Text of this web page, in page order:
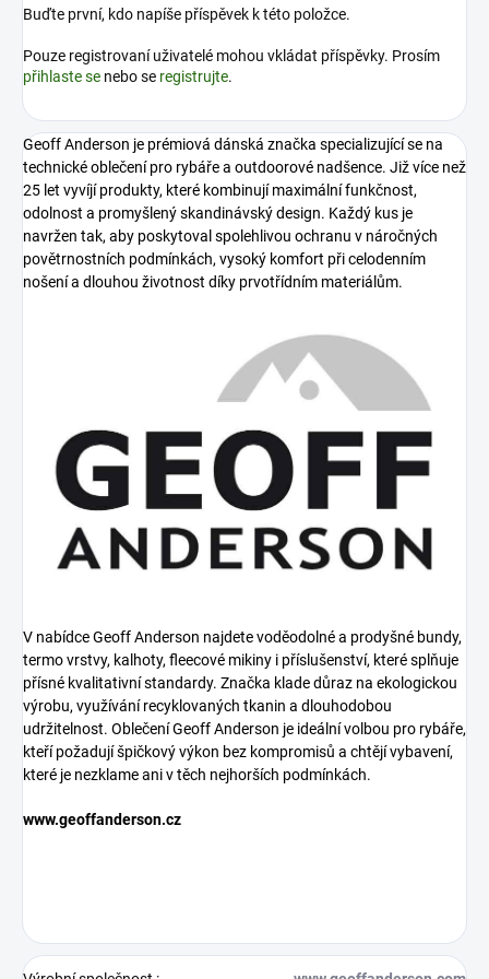
Buďte první, kdo napíše příspěvek k této položce.
Pouze registrovaní uživatelé mohou vkládat příspěvky. Prosím
přihlaste se nebo se registrujte.
Geoff Anderson je prémiová dánská značka specializující se na
technické oblečení pro rybáře a outdoorové nadšence. Již více než
25 let vyvíjí produkty, které kombinují maximální funkčnost,
odolnost a promyšlený skandinávský design. Každý kus je
navržen tak, aby poskytoval spolehlivou ochranu v náročných
povětrnostních podmínkách, vysoký komfort při celodenním
nošení a dlouhou životnost díky prvotřídním materiálům.
V nabídce Geoff Anderson najdete voděodolné a prodyšné bundy,
termo vrstvy, kalhoty, fleecové mikiny i příslušenství, které splňuje
přísné kvalitativní standardy. Značka klade důraz na ekologickou
výrobu, využívání recyklovaných tkanin a dlouhodobou
udržitelnost. Oblečení Geoff Anderson je ideální volbou pro rybáře,
kteří požadují špičkový výkon bez kompromisů a chtějí vybavení,
které je nezklame ani v těch nejhorších podmínkách.
www.geoffanderson.cz